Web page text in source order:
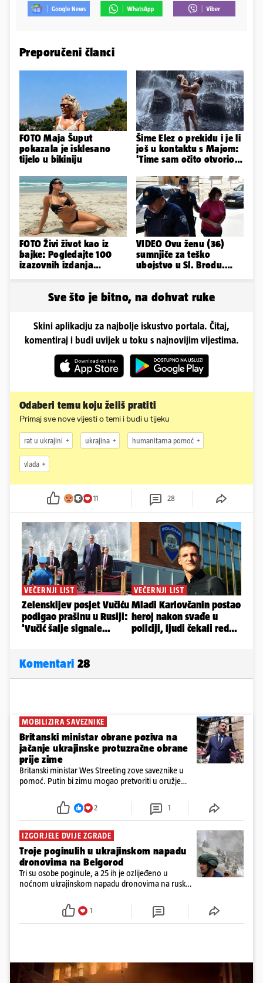
Preporučeni članci
FOTO Maja Šuput
pokazala je isklesano
tijelo u bikiniju
Šime Elez o prekidu i je li
još u kontaktu s Majom:
'Time sam očito otvorio
FOTO Živi život kao iz
bajke: Pogledajte 100
izazovnih izdanja
VIDEO Ovu ženu (36)
sumnjiče za teško
ubojstvo u Sl. Brodu.
Sve što je bitno, na dohvat ruke
Skini aplikaciju za najbolje iskustvo portala. Čitaj,
komentiraj i budi uvijek u toku s najnovijim vijestima.
Odaberi temu koju želiš pratiti
Primaj sve nove vijesti o temi i budi u tijeku
rat u ukrajini ukrajina humanitarna pomoć
vlada
11 28
Komentari 28
MOBILIZIRA SAVEZNIKE
Britanski ministar obrane poziva na
jačanje ukrajinske protuzračne obrane
prije zime
Britanski ministar Wes Streeting zove saveznike u
pomoć. Putin bi zimu mogao pretvoriti u oružje
jača protuzračna obrana
2 1
IZGORJELE DVIJE ZGRADE
Troje poginulih u ukrajinskom napadu
dronovima na Belgorod
Tri su osobe poginule, a 25 ih je ozlijeđeno u
noćnom ukrajinskom napadu dronovima na ruski
1